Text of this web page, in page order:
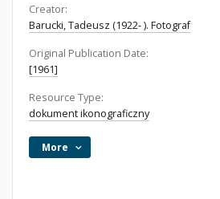
Creator:
Barucki, Tadeusz (1922- ). Fotograf
Original Publication Date:
[1961]
Resource Type:
dokument ikonograficzny
More